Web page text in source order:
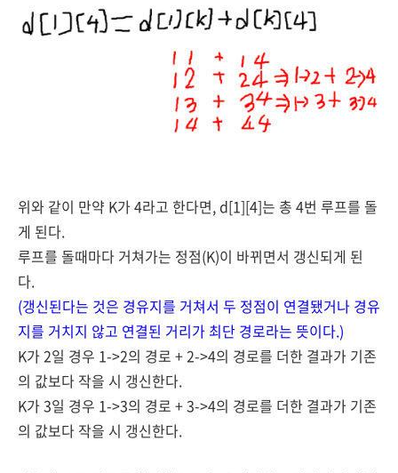
위와 같이 만약 K가 4라고 한다면, d[1][4]는 총 4번 루프를 돌
게 된다.
루프를 돌때마다 거쳐가는 정점(K)이 바뀌면서 갱신되게 된
다.
(갱신된다는 것은 경유지를 거쳐서 두 정점이 연결됐거나 경유
지를 거치지 않고 연결된 거리가 최단 경로라는 뜻이다.)
K가 2일 경우 1->2의 경로 + 2->4의 경로를 더한 결과가 기존
의 값보다 작을 시 갱신한다.
K가 3일 경우 1->3의 경로 + 3->4의 경로를 더한 결과가 기존
의 값보다 작을 시 갱신한다.